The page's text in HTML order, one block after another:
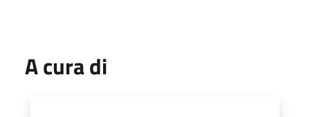
A cura di